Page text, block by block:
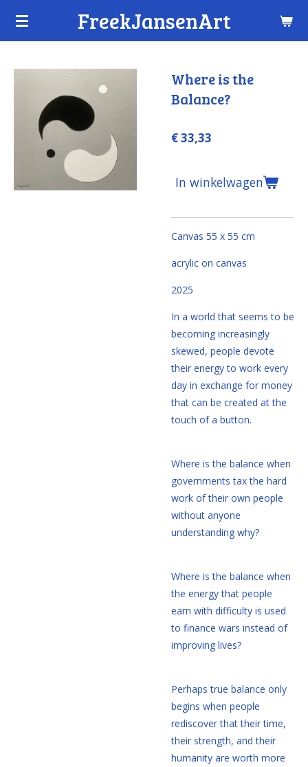
Ga
FreekJansenArt
Where is the
Balance?
€ 33,33
In winkelwagen
Canvas 55 x 55 cm
acrylic on canvas
2025
In a world that seems to be
becoming increasingly
skewed, people devote
their energy to work every
day in exchange for money
that can be created at the
touch of a button.
Where is the balance when
governments tax the hard
work of their own people
without anyone
understanding why?
Where is the balance when
the energy that people
earn with difficulty is used
to finance wars instead of
improving lives?
Perhaps true balance only
begins when people
rediscover that their time,
their strength, and their
humanity are worth more